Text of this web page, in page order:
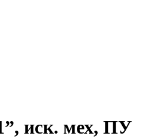
иск. мех, ПУ